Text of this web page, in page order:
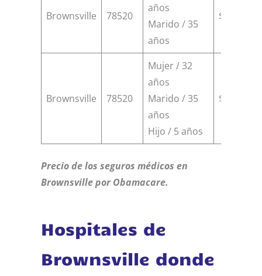
Brownsville 78520
años
Marido / 35
años
$18000
Brownsville 78520
Mujer / 32
años
Marido / 35
años
Hijo / 5 años
$22000
Precio de los seguros médicos en
Brownsville por Obamacare.
Hospitales de
Brownsville donde